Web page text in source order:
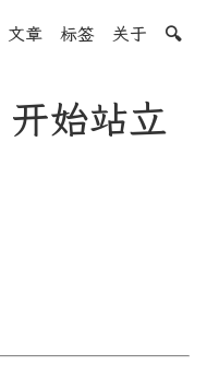
文章 标签 关于 🔍
始站立